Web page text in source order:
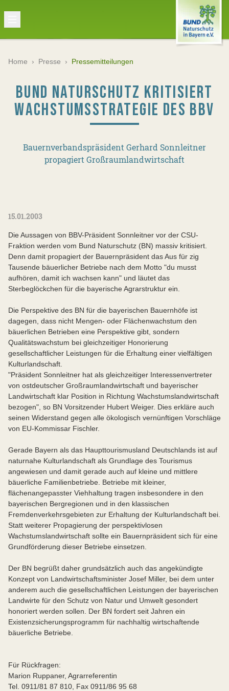
Home › Presse › Pressemitteilungen
BUND NATURSCHUTZ KRITISIERT
WACHSTUMSSTRATEGIE DES BBV
Bauernverbandspräsident Gerhard Sonnleitner
propagiert Großraumlandwirtschaft
15.01.2003
Die Aussagen von BBV-Präsident Sonnleitner vor der CSU-
Fraktion werden vom Bund Naturschutz (BN) massiv kritisiert.
Denn damit propagiert der Bauernpräsident das Aus für zig
Tausende bäuerlicher Betriebe nach dem Motto "du musst
aufhören, damit ich wachsen kann" und läutet das
Sterbeglöckchen für die bayerische Agrarstruktur ein.
Die Perspektive des BN für die bayerischen Bauernhöfe ist
dagegen, dass nicht Mengen- oder Flächenwachstum den
bäuerlichen Betrieben eine Perspektive gibt, sondern
Qualitätswachstum bei gleichzeitiger Honorierung
gesellschaftlicher Leistungen für die Erhaltung einer vielfältigen
Kulturlandschaft.
"Präsident Sonnleitner hat als gleichzeitiger Interessenvertreter
von ostdeutscher Großraumlandwirtschaft und bayerischer
Landwirtschaft klar Position in Richtung Wachstumslandwirtschaft
bezogen", so BN Vorsitzender Hubert Weiger. Dies erkläre auch
seinen Widerstand gegen alle ökologisch vernünftigen Vorschläge
von EU-Kommissar Fischler.
Gerade Bayern als das Haupttourismusland Deutschlands ist auf
naturnahe Kulturlandschaft als Grundlage des Tourismus
angewiesen und damit gerade auch auf kleine und mittlere
bäuerliche Familienbetriebe. Betriebe mit kleiner,
flächenangepasster Viehhaltung tragen insbesondere in den
bayerischen Bergregionen und in den klassischen
Fremdenverkehrsgebieten zur Erhaltung der Kulturlandschaft bei.
Statt weiterer Propagierung der perspektivlosen
Wachstumslandwirtschaft sollte ein Bauernpräsident sich für eine
Grundförderung dieser Betriebe einsetzen.
Der BN begrüßt daher grundsätzlich auch das angekündigte
Konzept von Landwirtschaftsminister Josef Miller, bei dem unter
anderem auch die gesellschaftlichen Leistungen der bayerischen
Landwirte für den Schutz von Natur und Umwelt gesondert
honoriert werden sollen. Der BN fordert seit Jahren ein
Existenzsicherungsprogramm für nachhaltig wirtschaftende
bäuerliche Betriebe.
Für Rückfragen:
Marion Ruppaner, Agrarreferentin
Tel. 0911/81 87 810, Fax 0911/86 95 68